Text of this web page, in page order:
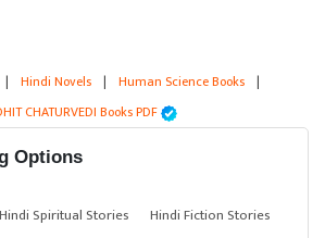
| Hindi Novels | Human Science Books |
CHATURVEDI Books PDF
Options
Hindi Spiritual Stories
Hindi Fiction Stories